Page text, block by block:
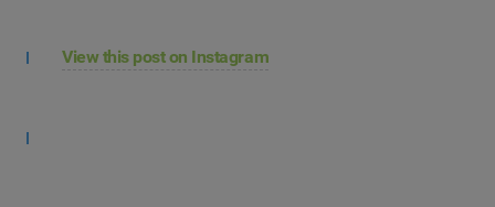
View this post on Instagram